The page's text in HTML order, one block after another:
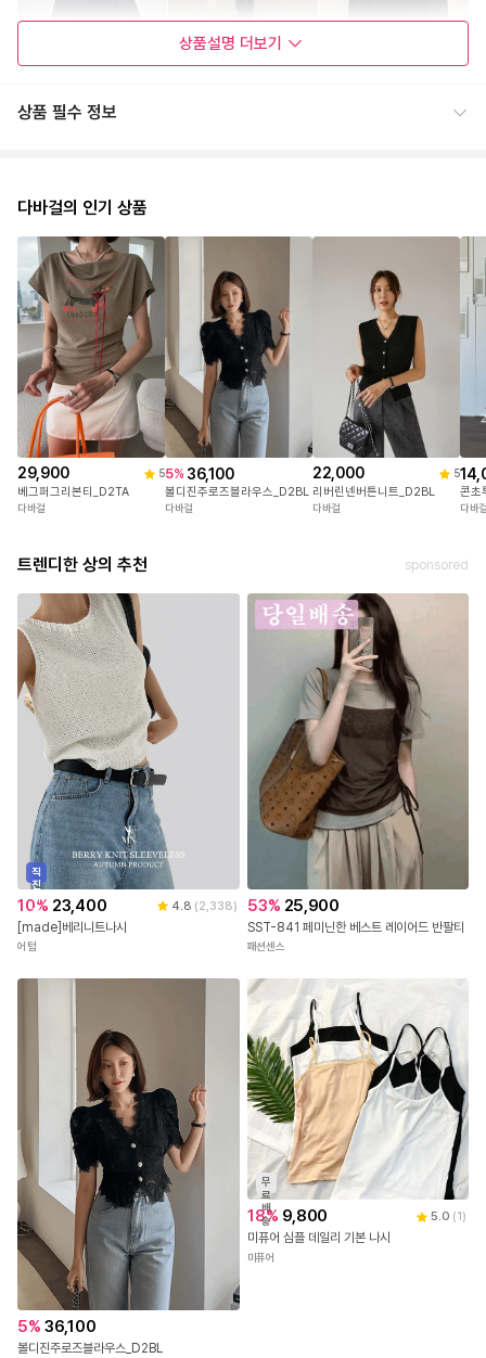
정확한 사이즈는 하단의 size표를 꼭! 참고해주세요
야외(실내)촬영 특성상 실제 상품과 컬러차이가 있을 수 있
습니다 .
정확한 컬러는 하단의 디테일컷을 참고해주세요.
상품설명 더보기
상품 필수 정보
다바걸의 인기 상품
29,900 5
베그퍼그리본티_D2TA
다바걸
5% 36,100
볼디진주로즈블라우스_D2BL
다바걸
22,000 5
리버린넨버튼니트_D2BL
다바걸
콘초
다바
트렌디한 상의 추천 sponsored
직
진
배
송
10% 23,400 4.8 (2,338)
[made]베리니트나시
어텀
53% 25,900
SST-841 페미닌한 베스트 레이어드 반팔티
패션센스
5% 36,100
볼디진주로즈블라우스_D2BL
무
료
배
송
18% 9,800 5.0 (1 )
미퓨어 심플 데일리 기본 나시
미퓨어